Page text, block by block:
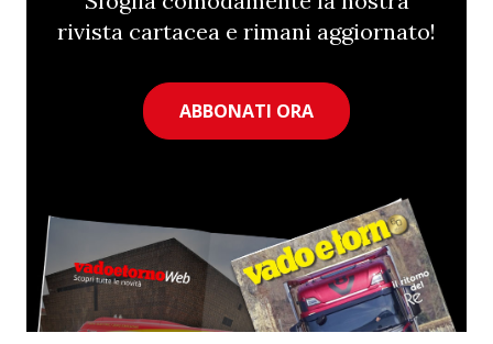
rivista cartacea e rimani aggiornato!
ABBONATI ORA